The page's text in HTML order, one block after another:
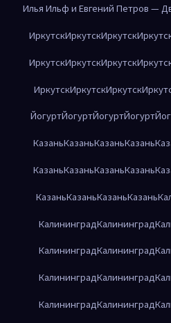
Илья Ильф и Евгений Петров —
ИркутскИркутскИркутск
ИркутскИркутскИркутск
ИркутскИркутскИркутск
ЙогуртЙогуртЙогуртЙогурт
КазаньКазаньКазаньКазань
КазаньКазаньКазаньКазань
КазаньКазаньКазаньКазань
КалининградКалининград
КалининградКалининград
КалининградКалининград
КалининградКалининград